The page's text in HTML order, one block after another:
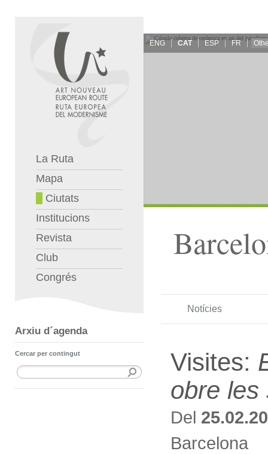
La Ruta
Mapa
Ciutats
Institucions
Revista
Club
Congrés
Arxiu d´agenda
Cercar per contingut
ENG CAT ESP FR
Notícies
Visites:
obre les
Del
Barcelona